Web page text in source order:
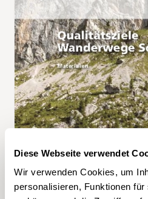
Diese Webseite verwendet
Wir verwenden Cookies, um
personalisieren, Funktionen
PDF, 2.2 MB